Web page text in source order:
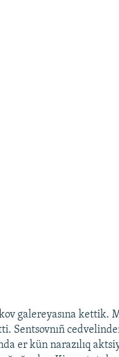
galereyasına kettik.
Sentsovnıñ
er kün narazılıq